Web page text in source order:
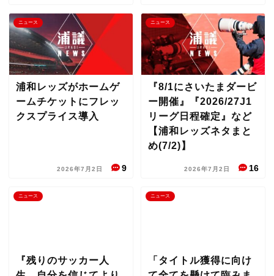
ニュース
浦和レッズがホームゲ
ームチケットにフレッ
クスプライス導入
2026年7月2日 9
ニュース
『8/1にさいたまダービ
ー開催』『2026/27J1
リーグ日程確定』など
【浦和レッズネタまと
め(7/2)】
2026年7月2日 16
ニュース
『残りのサッカー人
ニュース
「タイトル獲得に向け